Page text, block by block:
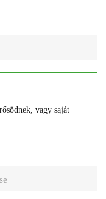
vagy saját